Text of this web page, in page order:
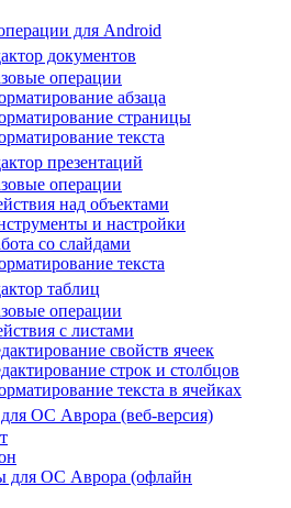
для Android
документов
операции
абзаца
страницы
текста
презентаций
операции
над объектами
и настройки
со слайдами
текста
таблиц
операции
с листами
свойств ячеек
строк и столбцов
текста в ячейках
ОС Аврора (веб-версия)
для ОС Аврора (офлайн